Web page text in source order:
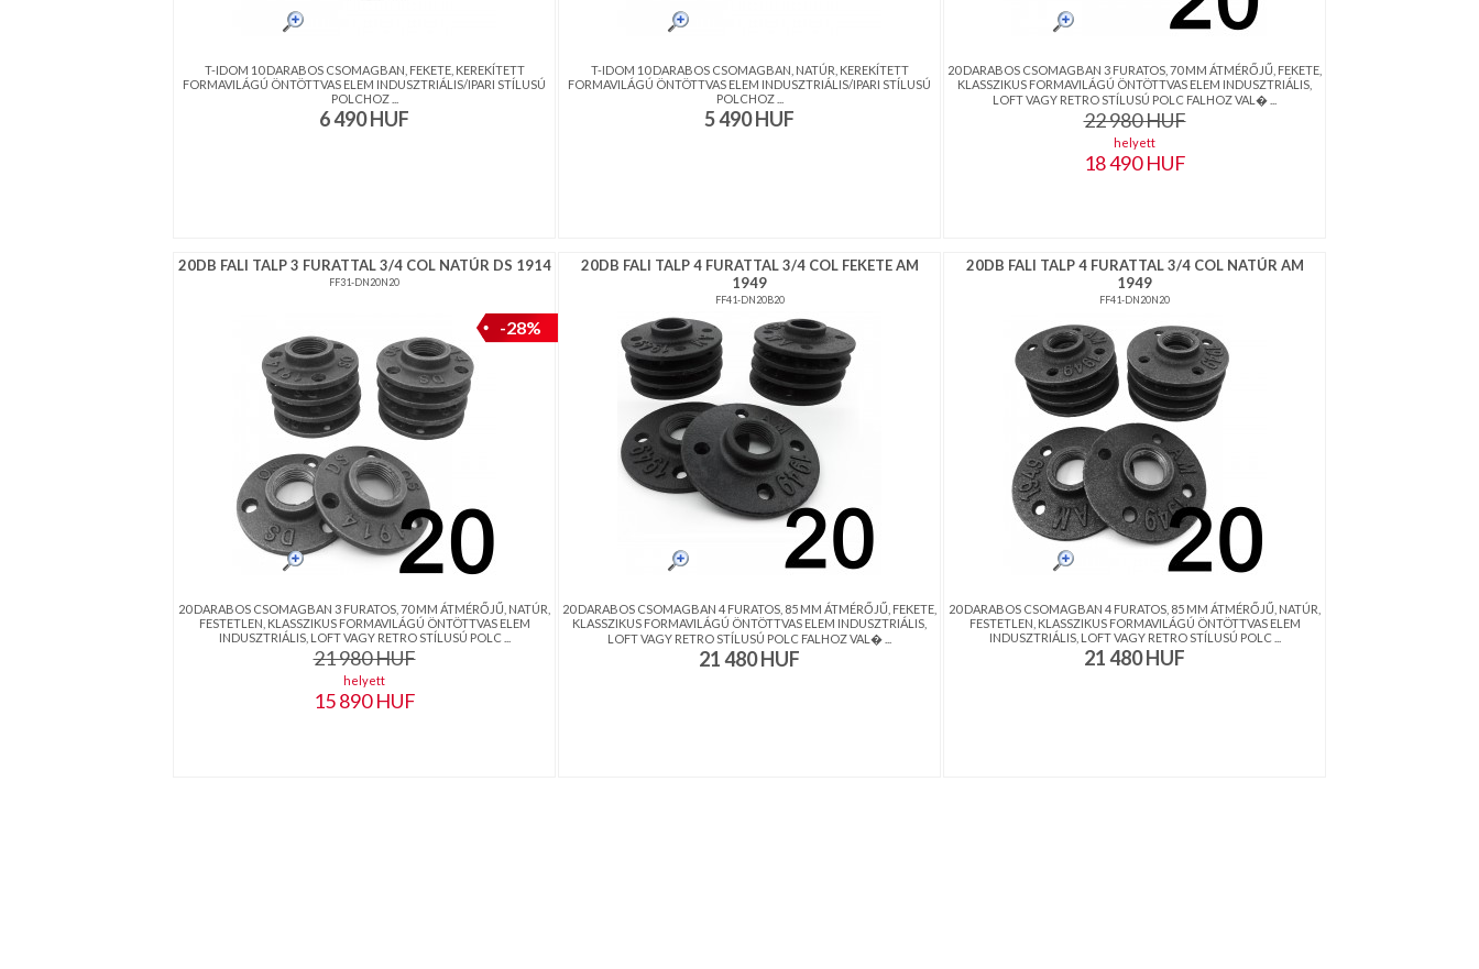
T-IDOM 10 DARABOS CSOMAGBAN, FEKETE, KEREKÍTETT
FORMAVILÁGÚ ÖNTÖTTVAS ELEM INDUSZTRIÁLIS/IPARI STÍLUSÚ
POLCHOZ ...
6 490HUF
T-IDOM 10 DARABOS CSOMAGBAN, NATÚR, KEREKÍTETT
FORMAVILÁGÚ ÖNTÖTTVAS ELEM INDUSZTRIÁLIS/IPARI STÍLUSÚ
POLCHOZ ...
5 490HUF
20 DARABOS CSOMAGBAN 3 FURATOS, 70 MM ÁTMÉRŐJŰ, FEKETE,
KLASSZIKUS FORMAVILÁGÚ ÖNTÖTTVAS ELEM INDUSZTRIÁLIS,
LOFT VAGY RETRO STÍLUSÚ POLC FALHOZ VAL� ...
22 980HUF
helyett
18 490HUF
20DB FALI TALP 3 FURATTAL 3/4 COL NATÚR DS 1914
FF31-DN20N20
-28%
20 DARABOS CSOMAGBAN 3 FURATOS, 70 MM ÁTMÉRŐJŰ, NATÚR,
FESTETLEN, KLASSZIKUS FORMAVILÁGÚ ÖNTÖTTVAS ELEM
INDUSZTRIÁLIS, LOFT VAGY RETRO STÍLUSÚ POLC ...
21 980HUF
helyett
15 890HUF
20DB FALI TALP 4 FURATTAL 3/4 COL FEKETE AM
1949
FF41-DN20B20
20 DARABOS CSOMAGBAN 4 FURATOS, 85 MM ÁTMÉRŐJŰ, FEKETE,
KLASSZIKUS FORMAVILÁGÚ ÖNTÖTTVAS ELEM INDUSZTRIÁLIS,
LOFT VAGY RETRO STÍLUSÚ POLC FALHOZ VAL� ...
21 480HUF
20DB FALI TALP 4 FURATTAL 3/4 COL NATÚR AM
1949
FF41-DN20N20
20 DARABOS CSOMAGBAN 4 FURATOS, 85 MM ÁTMÉRŐJŰ, NATÚR,
FESTETLEN, KLASSZIKUS FORMAVILÁGÚ ÖNTÖTTVAS ELEM
INDUSZTRIÁLIS, LOFT VAGY RETRO STÍLUSÚ POLC ...
21 480HUF